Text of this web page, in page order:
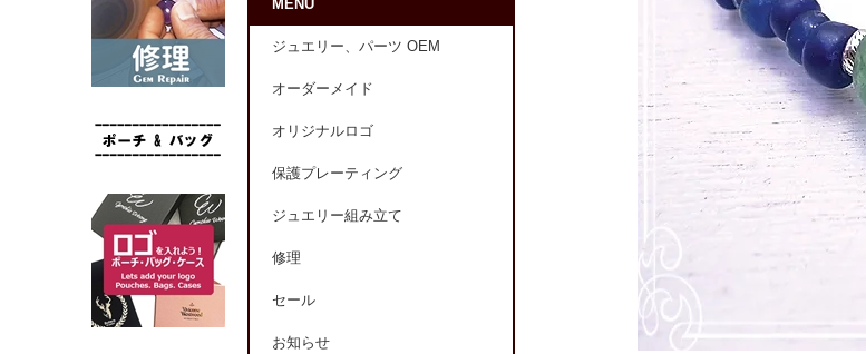
MENU
ジュエリー、パーツ OEM
オーダーメイド
オリジナルロゴ
保護プレーティング
ジュエリー組み立て
修理
セール
お知らせ